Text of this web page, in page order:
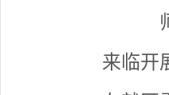
来临开